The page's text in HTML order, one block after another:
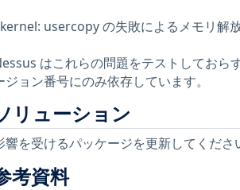
usercopy の失敗によるメモリ解
はこれらの問題をテストしておら
ジョン番号にのみ依存しています。
リューション
響を受けるパッケージを更新してくださ
考資料